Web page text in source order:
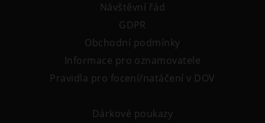
Návštěvní řád
GDPR
Obchodní podmínky
Informace pro oznamovatele
Pravidla pro focení/natáčení v DOV
Dárkové poukazy